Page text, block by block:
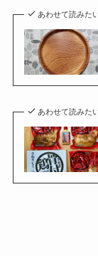
あわせて読みた
あわせて読みた